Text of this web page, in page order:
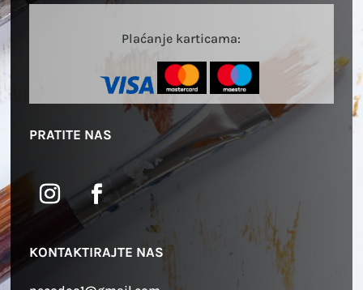
Plaćanje karticama:
PRATITE NAS
KONTAKTIRAJTE NAS